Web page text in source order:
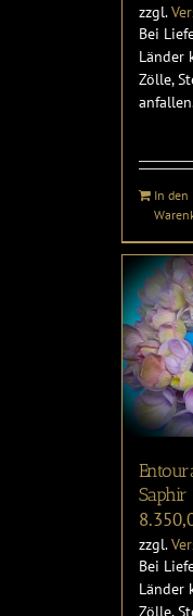
zzgl.
Bei
Länder
Zölle,
In den
Saphir
zzgl.
Bei
Länder
Zölle,